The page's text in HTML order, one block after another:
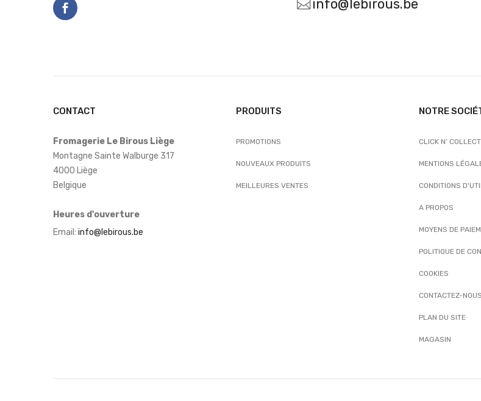
info@lebirous.be
CONTACT
Fromagerie Le Birous Liège
Montagne Sainte Walburge 317
4000 Liège
Belgique
Heures d'ouverture
Email: info@lebirous.be
PRODUITS
PROMOTIONS
NOUVEAUX PRODUITS
MEILLEURES VENTES
NOTRE
CLICK N’ COLLECT
MENTIONS
CONDITIONS
A PROPOS
MOYENS DE
POLITIQUE DE
COOKIES
CONTACTEZ-NOUS
PLAN DU SITE
MAGASIN